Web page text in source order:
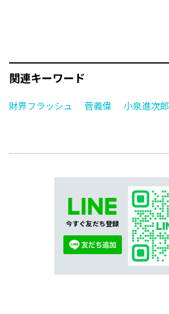
関連キーワード
財界フラッシュ 菅義偉 小泉進次郎
今すぐ友だち登録